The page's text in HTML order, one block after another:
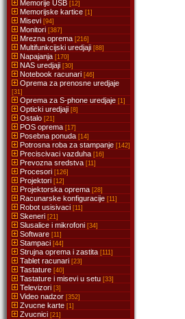
Memorije USB [12]
Memorijske kartice [1]
Misevi [94]
Monitori [387]
Mrezna oprema [216]
Multifunkcijski uredjaji [88]
Napajanja [170]
NAS uredjaji [30]
Notebook racunari [46]
Oprema za prenosne uredjaje
[31]
Oprema za S-phone uredjaje [1]
Opticki uredjaji [8]
Ostalo [21]
POS oprema [17]
Posebna ponuda [14]
Potrosna roba za stampanje [142]
Preciscivaci vazduha [16]
Prevozna sredstva [11]
Procesori [126]
Projektori [12]
Projektorska oprema [28]
Racunarske konfiguracije [11]
Robot usisivaci [11]
Skeneri [21]
Slusalice i mikrofoni [34]
Software [11]
Stampaci [44]
Strujna oprema i zastita [111]
Tablet racunari [23]
Tastature [40]
Tastature i misevi u setu [33]
Televizori [3]
Video nadzor [352]
Zvucne karte [1]
Zvucnici [21]